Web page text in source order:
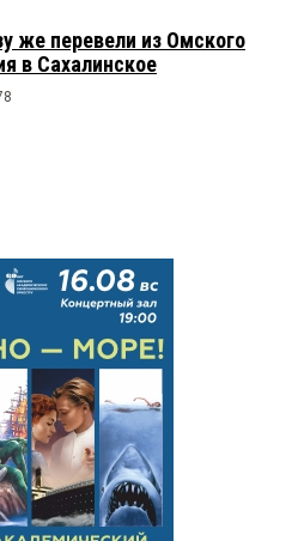
же перевели из Омского
в Сахалинское